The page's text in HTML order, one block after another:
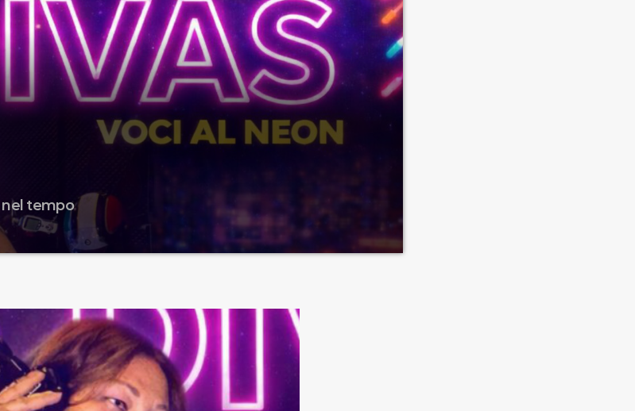
nel tempo
carismatica, inconfondibile, colorata, energica, autentica,
agli anni 80 la maggior parte di voi risponderebbe Madonna o
e […]